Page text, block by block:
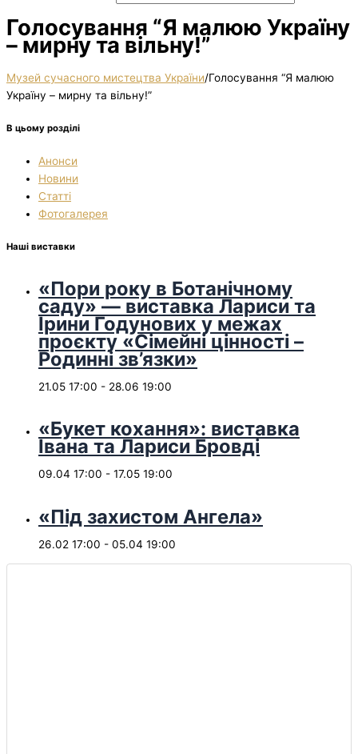
Голосування “Я малюю Україну
– мирну та вільну!”
Музей сучасного мистецтва України/Голосування “Я малюю
Україну – мирну та вільну!”
В цьому розділі
Анонси
Новини
Статті
Фотогалерея
Наші виставки
«Пори року в Ботанічному
саду» — виставка Лариси та
Ірини Годунових у межах
проєкту «Сімейні цінності –
Родинні зв’язки»
21.05 17:00 - 28.06 19:00
«Букет кохання»: виставка
Івана та Лариси Бровді
09.04 17:00 - 17.05 19:00
«Під захистом Ангела»
26.02 17:00 - 05.04 19:00